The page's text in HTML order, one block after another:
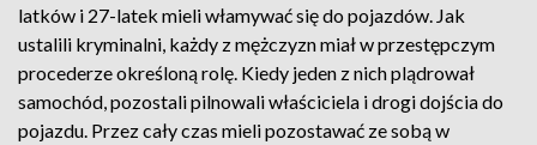
latków i 27-latek mieli włamywać się do pojazdów. Jak
ustalili kryminalni, każdy z mężczyzn miał w przestępczym
procederze określoną rolę. Kiedy jeden z nich plądrował
samochód, pozostali pilnowali właściciela i drogi dojścia do
pojazdu. Przez cały czas mieli pozostawać ze sobą w